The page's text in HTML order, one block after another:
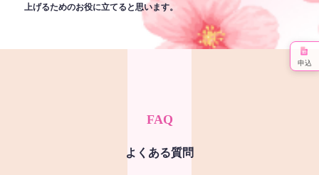
上げるためのお役に立てると思います。
FAQ
よくある質問
申込